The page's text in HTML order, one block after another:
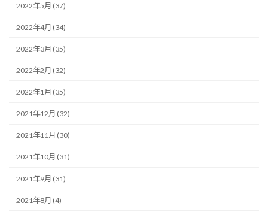
2022年5月 (37)
2022年4月 (34)
2022年3月 (35)
2022年2月 (32)
2022年1月 (35)
2021年12月 (32)
2021年11月 (30)
2021年10月 (31)
2021年9月 (31)
2021年8月 (4)